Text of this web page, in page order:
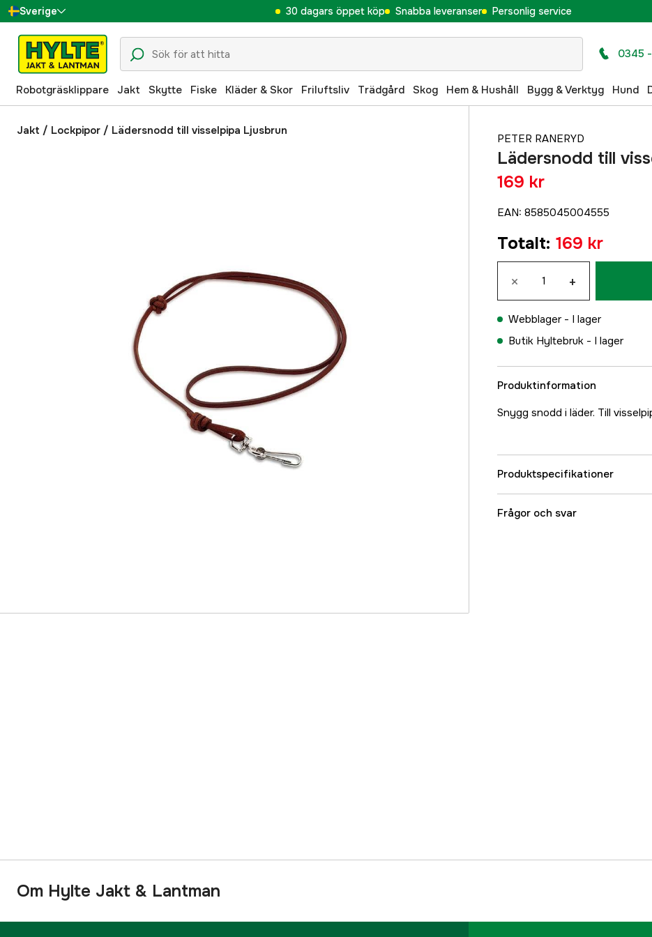
Sverige
Danmark
Suomi
Norge
Deutschland
30 dagars öppet köp Snabba leveranser Personlig service
0345
Robotgräsklippare Jakt Skytte Fiske Kläder & Skor Friluftsliv Trädgård Skog Hem & Hushåll Bygg & Verktyg Hund
Jakt / Lockpipor / Lädersnodd till visselpipa Ljusbrun
PETER RANERYD
Lädersnodd till
169 kr
EAN: 8585045004555
Totalt: 169 kr
× +
Webblager - I lager
Butik Hyltebruk - I lager
Produktinformation
Snygg snodd i läder. Till
Produktspecifikationer
Referensnummer
Frågor och svar
Om Hylte Jakt & Lantman